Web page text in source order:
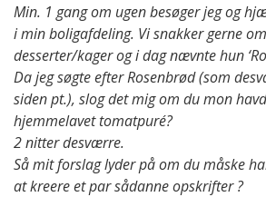
Min. 1 gang om ugen besøger jeg og
i min boligafdeling. Vi snakker gerne
desserter/kager og i dag nævnte hun
Da jeg søgte efter Rosenbrød (som
siden pt.), slog det mig om du mon
hjemmelavet tomatpuré?
2 nitter desværre.
Så mit forslag lyder på om du måske
at kreere et par sådanne opskrifter ?